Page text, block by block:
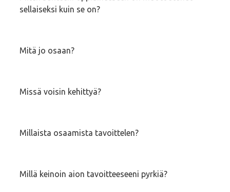
sellaiseksi kuin se on?
Mitä jo osaan?
Missä voisin kehittyä?
Millaista osaamista tavoittelen?
Millä keinoin aion tavoitteeseeni pyrkiä?